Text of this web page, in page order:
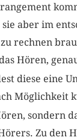
aber im
rechnen
Hören,
diese eine
Möglichkeit
sondern
Zu den